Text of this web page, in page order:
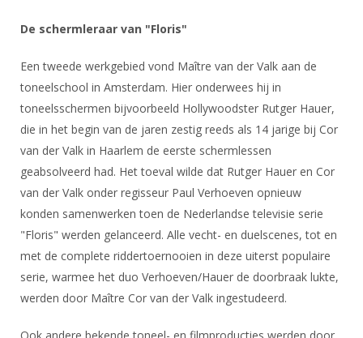
De schermleraar van "Floris"
Een tweede werkgebied vond Maître van der Valk aan de
toneelschool in Amsterdam. Hier onderwees hij in
toneelsschermen bijvoorbeeld Hollywoodster Rutger Hauer,
die in het begin van de jaren zestig reeds als 14 jarige bij Cor
van der Valk in Haarlem de eerste schermlessen
geabsolveerd had. Het toeval wilde dat Rutger Hauer en Cor
van der Valk onder regisseur Paul Verhoeven opnieuw
konden samenwerken toen de Nederlandse televisie serie
"Floris" werden gelanceerd. Alle vecht- en duelscenes, tot en
met de complete riddertoernooien in deze uiterst populaire
serie, warmee het duo Verhoeven/Hauer de doorbraak lukte,
werden door Maître Cor van der Valk ingestudeerd.